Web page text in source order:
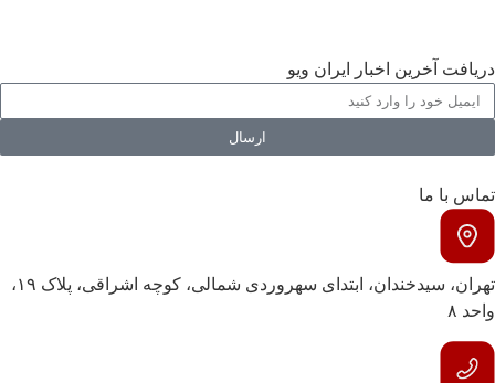
دریافت آخرین اخبار ایران ویو
ارسال
تماس با ما
تهران، سیدخندان، ابتدای سهروردی شمالی، کوچه اشراقی، پلاک ۱۹،
واحد ۸